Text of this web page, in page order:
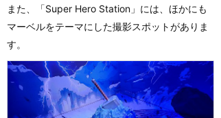
また、「Super Hero Station」には、ほかにも
マーベルをテーマにした撮影スポットがありま
す。